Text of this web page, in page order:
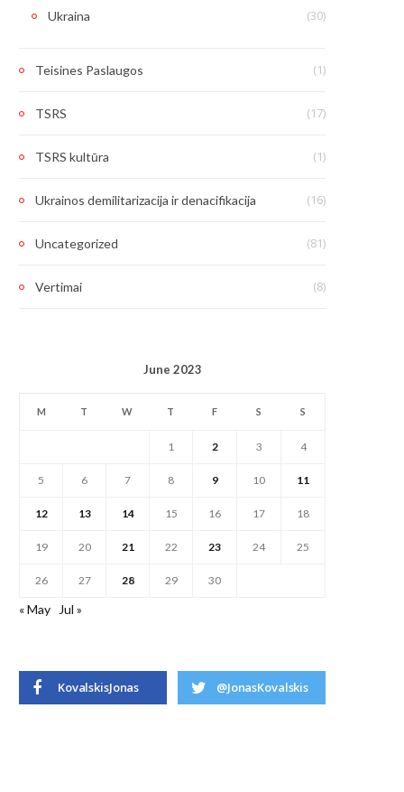
Ukraina (30)
Teisines Paslaugos (1)
TSRS (17)
TSRS kultūra (1)
Ukrainos demilitarizacija ir denacifikacija (16)
Uncategorized (81)
Vertimai (8)
June 2023
M T W T F S S
1 2 3 4
5 6 7 8 9 10 11
12 13 14 15 16 17 18
19 20 21 22 23 24 25
26 27 28 29 30
« May Jul »
KovalskisJonas @JonasKovalskis